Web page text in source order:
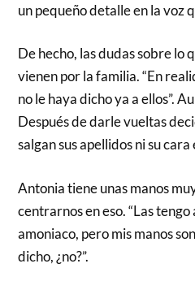
un pequeño detalle en la voz
De hecho, las dudas sobre lo
vienen por la familia. “En
no le haya dicho ya a ellos”.
Después de darle vueltas
salgan sus apellidos ni su cara
Antonia tiene unas manos
centrarnos en eso. “Las
amoniaco, pero mis manos
dicho, ¿no?”.